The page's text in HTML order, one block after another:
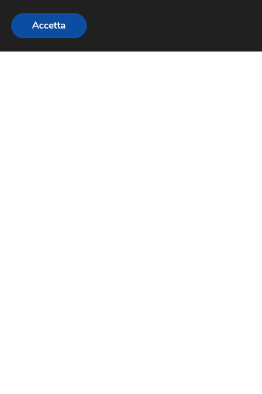
ECONOMIA ITALIANA
Accetta